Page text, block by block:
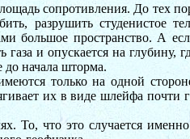
сопротивления. До тех
разрушить студенистое
большое пространство. А
и опускается на глубину,
до начала шторма.
только на одной
их в виде шлейфа почти
что это случается именно